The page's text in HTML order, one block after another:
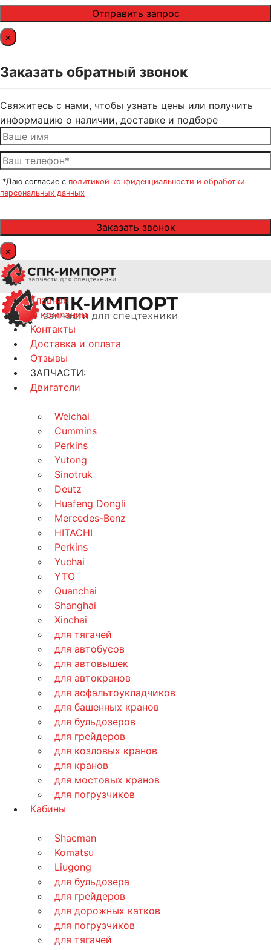
×
Заказать обратный звонок
Свяжитесь с нами, чтобы узнать цены или получить
информацию о наличии, доставке и подборе
*Даю согласие с политикой конфиденциальности и обработки
персональных данных
×
Главная
О компании
Контакты
Доставка и оплата
Отзывы
ЗАПЧАСТИ:
Двигатели
Weichai
Cummins
Perkins
Yutong
Sinotruk
Deutz
Huafeng Dongli
Mercedes-Benz
HITACHI
Perkins
Yuchai
YTO
Quanchai
Shanghai
Xinchai
для тягачей
для автобусов
для автовышек
для автокранов
для асфальтоукладчиков
для башенных кранов
для бульдозеров
для грейдеров
для козловых кранов
для кранов
для мостовых кранов
для погрузчиков
Кабины
Shacman
Komatsu
Liugong
для бульдозера
для грейдеров
для дорожных катков
для погрузчиков
для тягачей